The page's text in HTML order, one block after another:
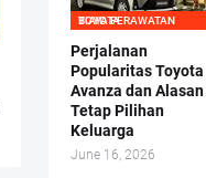
BIAYA PERAWATAN TOYOTA
Perjalanan
Popularitas Toyota
Avanza dan Alasan
Tetap Pilihan
Keluarga
June 16, 2026